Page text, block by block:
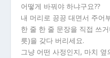
어떻게 바꿔야 하냐구요??
내 머리로 끙끙 대면서 주어
한 줄 한 줄 문장을 직접 쓰
릇)을 갖다 버리세요.
그냥 어떤 사정인지, 마치